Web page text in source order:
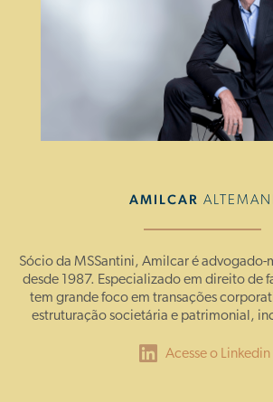
AMILCAR ALTEMANI
Sócio da MSSantini, Amilcar é advogado-
desde 1987. Especializado em direito de
tem grande foco em transações
estruturação societária e patrimonial,
Acesse o Linkedin